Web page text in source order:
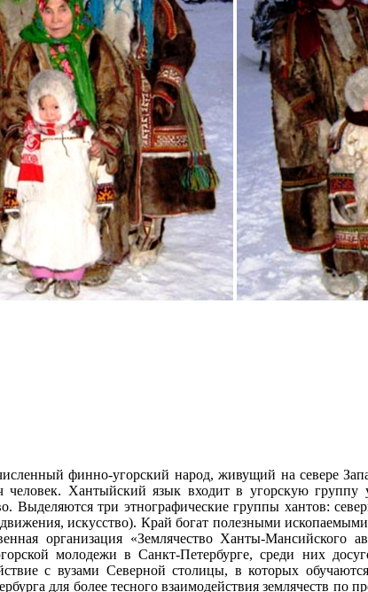
финно-угорский народ, живущий на севере
человек. Хантыйский язык входит в угорскую
Выделяются три этнографические группы хантов:
искусство). Край богат полезными
организация «Землячество Ханты-
молодежи в Санкт-Петербурге, среди них
с вузами Северной столицы, в которых
для более тесного взаимодействия землячеств